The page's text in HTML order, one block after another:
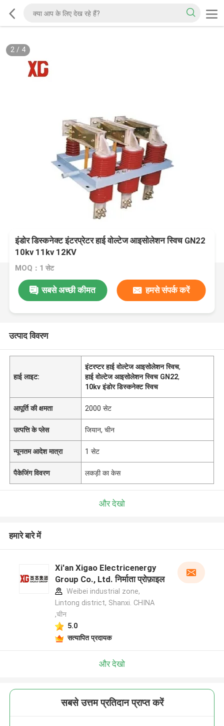
2/ 4
इंडोर डिस्कनेक्ट इंटरप्रेटर हाई वोल्टेज आइसोलेशन स्विच GN22
10kv 11kv 12KV
MOQ：1 सेट
सबसे अच्छी कीमत हमसे संपर्क करें
उत्पाद विवरण
हाई लाइट:
इंटरप्टर हाई वोल्टेज आइसोलेशन स्विच,
हाई वोल्टेज आइसोलेशन स्विच GN22,
10kv इंडोर डिस्कनेक्ट स्विच
आपूर्ति की क्षमता 2000 सेट
उत्पत्ति के प्लेस जियान, चीन
न्यूनतम आदेश मात्रा 1 सेट
पैकेजिंग विवरण लकड़ी का केस
और देखो
हमारे बारे में
Xi'an Xigao Electricenergy
Group Co., Ltd. निर्माता प्रोफ़ाइल
Weibei industrial zone,
Lintong district, Shanxi. CHINA
,चीन
5.0
सत्यापित प्रदायक
और देखो
सबसे उत्तम प्रतिदान प्राप्त करें